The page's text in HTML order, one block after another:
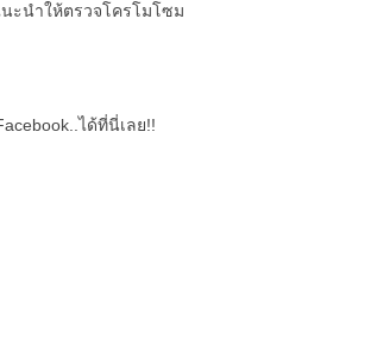
ะนำให้ตรวจโครโมโซม
ได้ที่นี่เลย!!